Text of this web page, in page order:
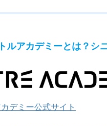
ルアカデミーとは？シ
デミー公式サイト